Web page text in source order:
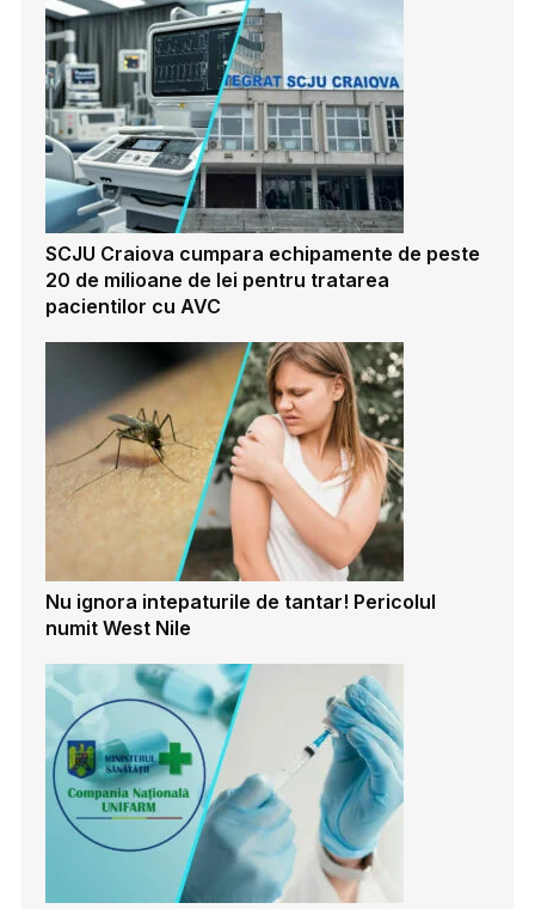
SCJU Craiova cumpara echipamente de peste
20 de milioane de lei pentru tratarea
pacientilor cu AVC
Nu ignora intepaturile de tantar! Pericolul
numit West Nile